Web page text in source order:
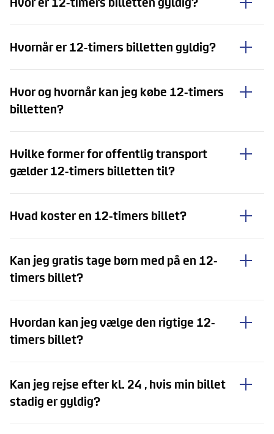
Hvornår er 12-timers billetten gyldig?
Hvor og hvornår kan jeg købe 12-timers
billetten?
Hvilke former for offentlig transport
gælder 12-timers billetten til?
Hvad koster en 12-timers billet?
Kan jeg gratis tage børn med på en 12-
timers billet?
Hvordan kan jeg vælge den rigtige 12-
timers billet?
Kan jeg rejse efter kl. 24 , hvis min billet
stadig er gyldig?